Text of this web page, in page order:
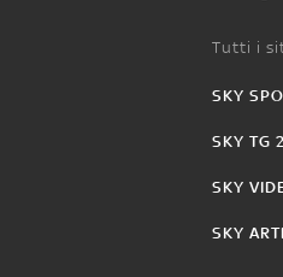
Tutti i
SKY
SKY TG
SKY
SKY